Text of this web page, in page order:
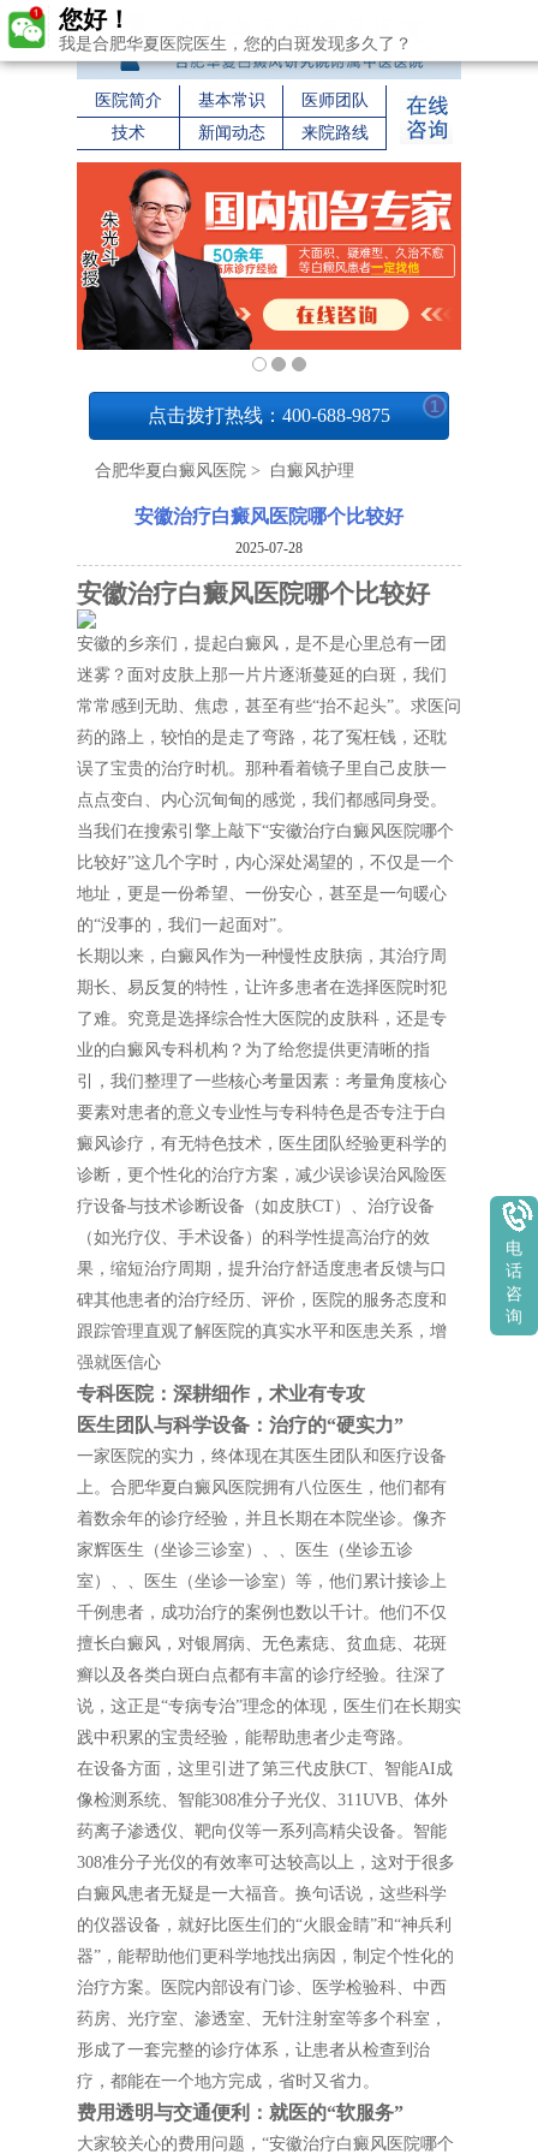
医院简介 基本常识
医师团队
技术
新闻动态 来院路线
点击拨打热线：400-688-9875 1
合肥华夏白癜风医院 > 白癜风护理
安徽治疗白癜风医院哪个比较好
2025-07-28
安徽治疗白癜风医院哪个比较好
安徽的乡亲们，提起白癜风，是不是心里总有一团
迷雾？面对皮肤上那一片片逐渐蔓延的白斑，我们
常常感到无助、焦虑，甚至有些“抬不起头”。求医问
药的路上，较怕的是走了弯路，花了冤枉钱，还耽
误了宝贵的治疗时机。那种看着镜子里自己皮肤一
点点变白、内心沉甸甸的感觉，我们都感同身受。
当我们在搜索引擎上敲下“安徽治疗白癜风医院哪个
比较好”这几个字时，内心深处渴望的，不仅是一个
地址，更是一份希望、一份安心，甚至是一句暖心
的“没事的，我们一起面对”。
长期以来，白癜风作为一种慢性皮肤病，其治疗周
期长、易反复的特性，让许多患者在选择医院时犯
了难。究竟是选择综合性大医院的皮肤科，还是专
业的白癜风专科机构？为了给您提供更清晰的指
引，我们整理了一些核心考量因素：考量角度核心
要素对患者的意义专业性与专科特色是否专注于白
癜风诊疗，有无特色技术，医生团队经验更科学的
诊断，更个性化的治疗方案，减少误诊误治风险医
疗设备与技术诊断设备（如皮肤CT）、治疗设备
（如光疗仪、手术设备）的科学性提高治疗的效
果，缩短治疗周期，提升治疗舒适度患者反馈与口
碑其他患者的治疗经历、评价，医院的服务态度和
跟踪管理直观了解医院的真实水平和医患关系，增
强就医信心
专科医院：深耕细作，术业有专攻
医生团队与科学设备：治疗的“硬实力”
一家医院的实力，终体现在其医生团队和医疗设备
上。合肥华夏白癜风医院拥有八位医生，他们都有
着数余年的诊疗经验，并且长期在本院坐诊。像齐
家辉医生（坐诊三诊室）、、医生（坐诊五诊
室）、、医生（坐诊一诊室）等，他们累计接诊上
千例患者，成功治疗的案例也数以千计。他们不仅
擅长白癜风，对银屑病、无色素痣、贫血痣、花斑
癣以及各类白斑白点都有丰富的诊疗经验。往深了
说，这正是“专病专治”理念的体现，医生们在长期实
践中积累的宝贵经验，能帮助患者少走弯路。
在设备方面，这里引进了第三代皮肤CT、智能AI成
像检测系统、智能308准分子光仪、311UVB、体外
药离子渗透仪、靶向仪等一系列高精尖设备。智能
308准分子光仪的有效率可达较高以上，这对于很多
白癜风患者无疑是一大福音。换句话说，这些科学
的仪器设备，就好比医生们的“火眼金睛”和“神兵利
器”，能帮助他们更科学地找出病因，制定个性化的
治疗方案。医院内部设有门诊、医学检验科、中西
药房、光疗室、渗透室、无针注射室等多个科室，
形成了一套完整的诊疗体系，让患者从检查到治
疗，都能在一个地方完成，省时又省力。
费用透明与交通便利：就医的“软服务”
大家较关心的费用问题，“安徽治疗白癜风医院哪个
您好！
我是合肥华夏医院医生，您的白斑发现多久了？
电
话
咨
询